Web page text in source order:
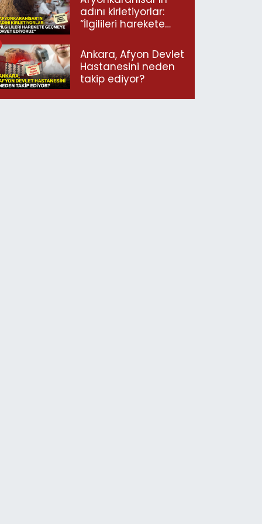
adını kirletiyorlar:
“İlgilileri harekete
ediyoruz”
Ankara, Afyon Devlet
Hastanesini neden
takip ediyor?